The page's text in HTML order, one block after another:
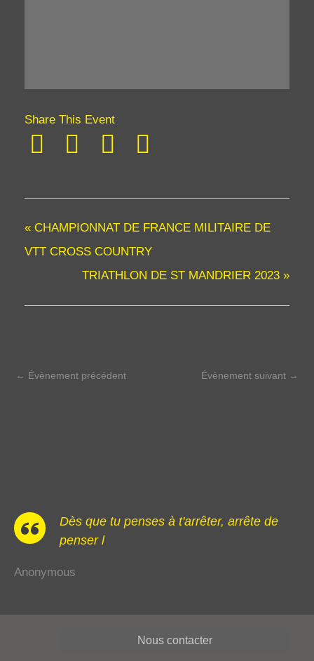
Share This Event
« CHAMPIONNAT DE FRANCE MILITAIRE DE
VTT CROSS COUNTRY
TRIATHLON DE ST MANDRIER 2023 »
← Évènement précédent Évènement suivant →
Dès que tu penses à t'arrêter, arrête de
penser l
Anonymous
Nous contacter